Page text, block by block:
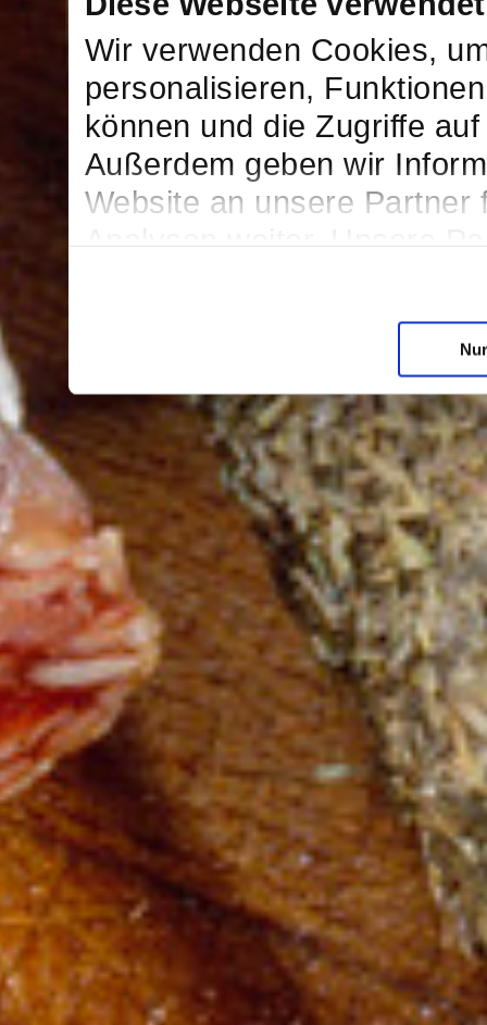
Wir verwenden Cookies,
personalisieren,
können und die Zugriffe
Außerdem geben wir
Website an unsere Partner
bereitgestellt haben oder
Dienste gesammelt haben.